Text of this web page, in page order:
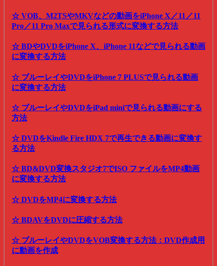
☆ VOB、M2TSやMKVなどの動画をiPhone X／11／11
Pro／11 Pro Maxで見られる形式に変換する方法
☆ BDやDVDをiPhone X、iPhone 11などで見られる動画
に変換する方法
☆ ブルーレイやDVDをiPhone 7 PLUSで見られる動画
に変換する方法
☆ ブルーレイやDVDをiPad miniで見られる動画にする
方法
☆ DVDをKindle Fire HDX 7で再生できる動画に変換す
る方法
☆ BD&DVD変換スタジオ7でISO ファイルをMP4動画
に変換する方法
☆ DVDをMP4に変換する方法
☆ BDAVをDVDに圧縮する方法
☆ ブルーレイやDVDをVOB変換する方法：DVD作成用
に動画を作成